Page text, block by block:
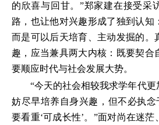
的欣喜与回甘。”郑家建在接受采
路，也让他对兴趣形成了独到认知
而是可以后天培育、主动发掘的。
趣，应当兼具两大内核：既要契合
要顺应时代与社会发展大势。
“今天的社会相较我求学年代
妨尽早培养自身兴趣，但不必执念
要看重‘可成长性’。”面对尚在迷